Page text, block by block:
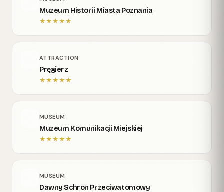
Muzeum Historii Miasta Poznania
★★★★★
ATTRACTION
Pręgierz
★★★★★
MUSEUM
Muzeum Komunikacji Miejskiej
★★★★★
MUSEUM
Dawny Schron Przeciwatomowy